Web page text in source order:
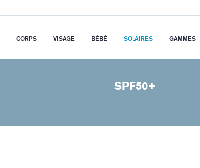
CORPS VISAGE BÉBÉ SOLAIRES GAMMES
SPF50+